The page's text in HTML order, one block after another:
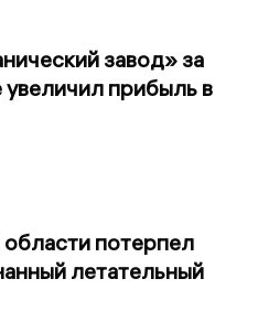
завод» за
прибыль в
потерпел
летательный